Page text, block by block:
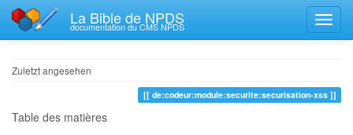
La Bible de NPDS
documentation du CMS NPDS
Zuletzt angesehen
de:codeur:module:securite:securisation-xss
Table des matières